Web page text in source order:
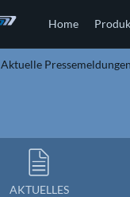
Home
Aktuelle Pressemeldungen
AKTUELLES